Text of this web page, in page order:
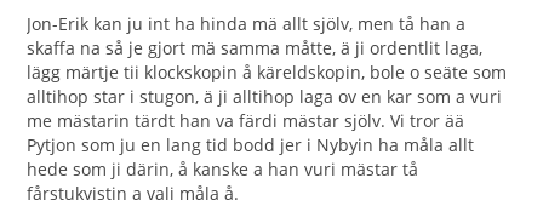
Jon-Erik kan ju int ha hinda mä allt sjölv, men tå han a
skaffa na så je gjort mä samma måtte, ä ji ordentlit laga,
lägg märtje tii klockskopin å käreldskopin, bole o seäte som
alltihop star i stugon, ä ji alltihop laga ov en kar som a vuri
me mästarin tärdt han va färdi mästar sjölv. Vi tror ää
Pytjon som ju en lang tid bodd jer i Nybyin ha måla allt
hede som ji därin, å kanske a han vuri mästar tå
fårstukvistin a vali måla å.